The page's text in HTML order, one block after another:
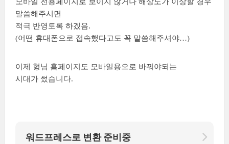
말씀해주시면
적극 반영토록 하겠음.
(어떤 휴대폰으로 접속했다고도 꼭 말씀해주셔야…)
이제 형님 홈페이지도 모바일용으로 바꿔야되는
시대가 썼습니다.
워드프레스로 변환 준비중